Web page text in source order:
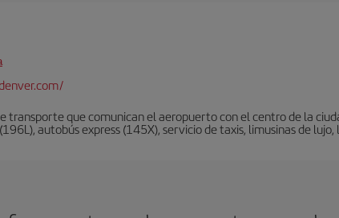
transporte que comunican el aeropuerto con el centro de la
autobús express (145X), servicio de taxis, limusinas de